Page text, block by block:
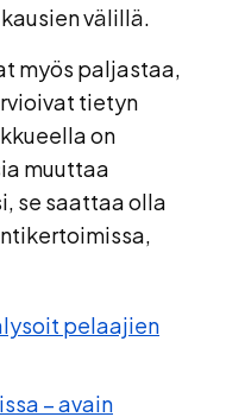
välillä.
myös paljastaa,
tietyn
on
muuttaa
se saattaa olla
pelaajien
– avain